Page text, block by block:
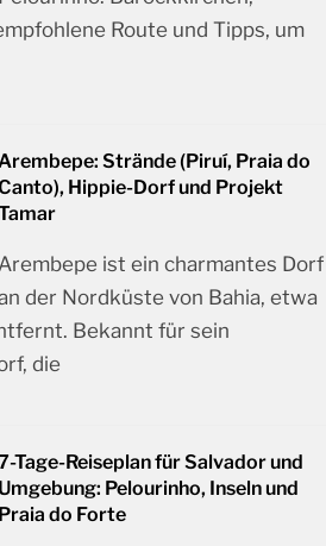
Route und Tipps, um
Arembepe: Strände (Piruí, Praia do
Hippie-Dorf und Projekt
Arembepe ist ein charmantes Dorf
der Nordküste von Bahia, etwa
Bekannt für sein
die
Tage-Reiseplan für Salvador und
Umgebung: Pelourinho, Inseln und
Praia do Forte